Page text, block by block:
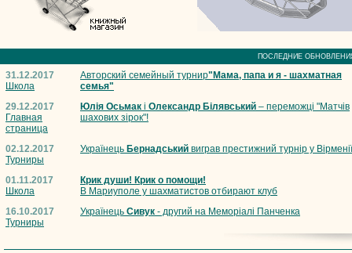
ПОСЛЕДНИЕ
31.12.2017
Школа
Авторский семейный турнир"Мама, папа и я - шахматная
семья"
29.12.2017
Главная
страница
Юлія Осьмак і Олександр Білявський – переможці "Матчів
шахових зірок"!
02.12.2017
Турниры
Українець Бернадський виграв престижний турнір у Вірменії
01.11.2017
Школа
Крик души! Крик о помощи!
В Мариуполе у шахматистов отбирают клуб
16.10.2017
Турниры
Українець Сивук - другий на Меморіалі Панченка